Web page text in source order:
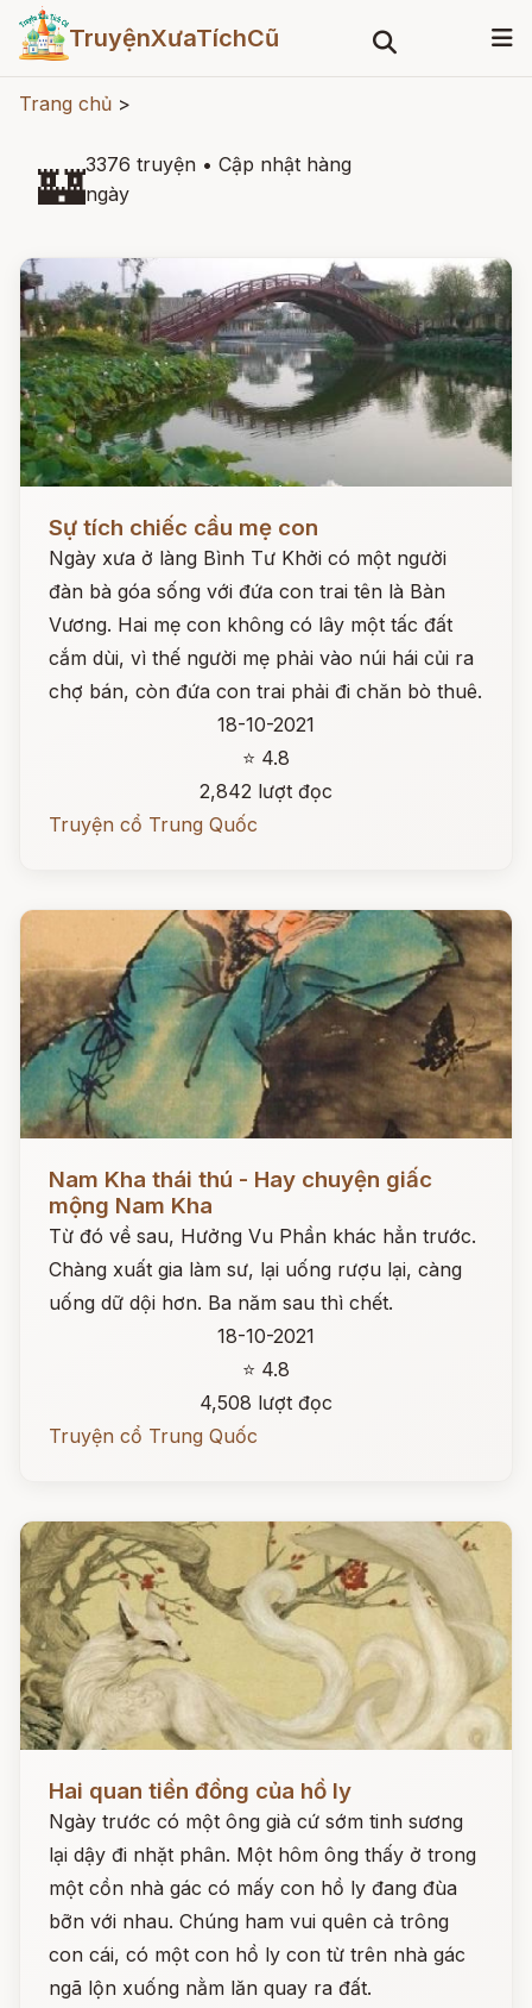
TruyệnXưaTíchCũ
Trang chủ >
🏰3376 truyện • Cập nhật hàng
ngày
Sự tích chiếc cầu mẹ con
Ngày xưa ở làng Bình Tư Khởi có một người
đàn bà góa sống với đứa con trai tên là Bàn
Vương. Hai mẹ con không có lây một tấc đất
cắm dùi, vì thế người mẹ phải vào núi hái củi ra
chợ bán, còn đứa con trai phải đi chăn bò thuê.
18-10-2021
⭐ 4.8
2,842 lượt đọc
Truyện cổ Trung Quốc
Nam Kha thái thú - Hay chuyện giấc
mộng Nam Kha
Từ đó về sau, Hưởng Vu Phần khác hẳn trước.
Chàng xuất gia làm sư, lại uống rượu lại, càng
uống dữ dội hơn. Ba năm sau thì chết.
18-10-2021
⭐ 4.8
4,508 lượt đọc
Truyện cổ Trung Quốc
Hai quan tiền đồng của hồ ly
Ngày trước có một ông già cứ sớm tinh sương
lại dậy đi nhặt phân. Một hôm ông thấy ở trong
một cồn nhà gác có mấy con hồ ly đang đùa
bỡn với nhau. Chúng ham vui quên cả trông
con cái, có một con hồ ly con từ trên nhà gác
ngã lộn xuống nằm lăn quay ra đất.